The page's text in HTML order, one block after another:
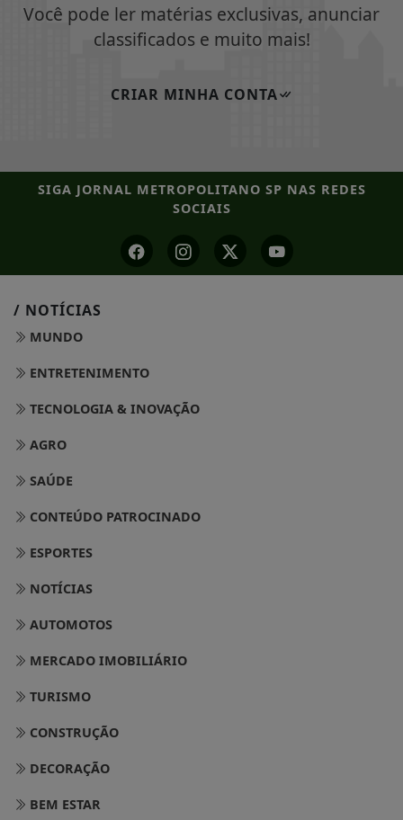
Você pode ler matérias exclusivas, anunciar
classificados e muito mais!
CRIAR MINHA CONTA
SIGA JORNAL METROPOLITANO SP NAS REDES
SOCIAIS
/ NOTÍCIAS
MUNDO
ENTRETENIMENTO
TECNOLOGIA & INOVAÇÃO
AGRO
SAÚDE
CONTEÚDO PATROCINADO
ESPORTES
NOTÍCIAS
AUTOMOTOS
MERCADO IMOBILIÁRIO
TURISMO
CONSTRUÇÃO
DECORAÇÃO
BEM ESTAR